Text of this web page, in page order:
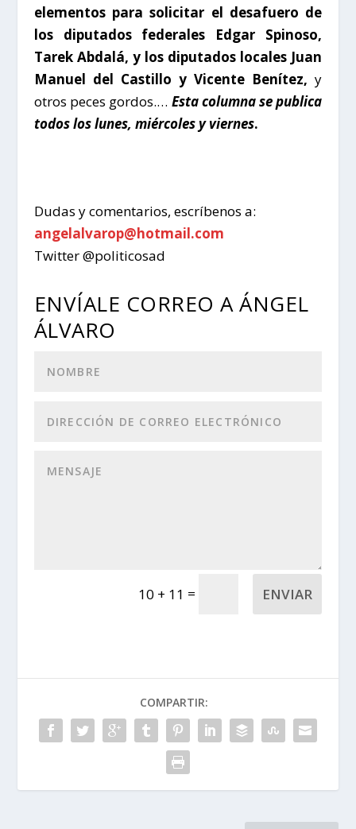
elementos para solicitar el desafuero de
los diputados federales Edgar Spinoso,
Tarek Abdalá, y los diputados locales Juan
Manuel del Castillo y Vicente Benítez, y
otros peces gordos.… Esta columna se publica
todos los lunes, miércoles y viernes.
Dudas y comentarios, escríbenos a:
angelalvarop@hotmail.com
Twitter @politicosad
ENVÍALE CORREO A ÁNGEL
ÁLVARO
10 + 11 = ENVIAR
COMPARTIR: